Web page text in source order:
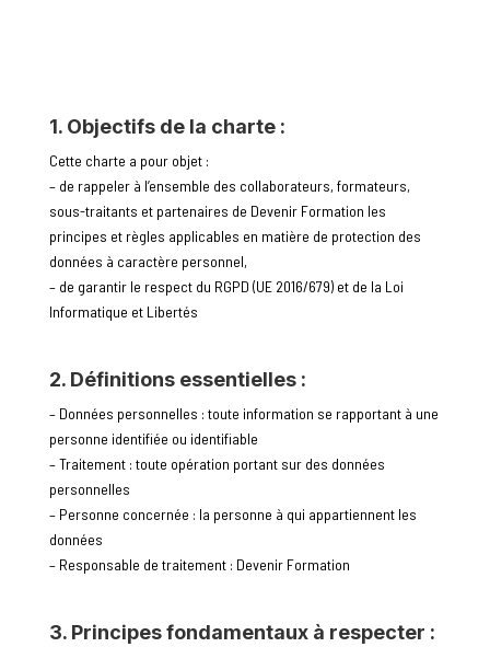
1. Objectifs de la charte :
Cette charte a pour objet :
– de rappeler à l’ensemble des collaborateurs, formateurs,
sous-traitants et partenaires de Devenir Formation les
principes et règles applicables en matière de protection des
données à caractère personnel,
– de garantir le respect du RGPD (UE 2016/679) et de la Loi
Informatique et Libertés
2. Définitions essentielles :
– Données personnelles : toute information se rapportant à une
personne identifiée ou identifiable
– Traitement : toute opération portant sur des données
personnelles
– Personne concernée : la personne à qui appartiennent les
données
– Responsable de traitement : Devenir Formation
3. Principes fondamentaux à respecter :